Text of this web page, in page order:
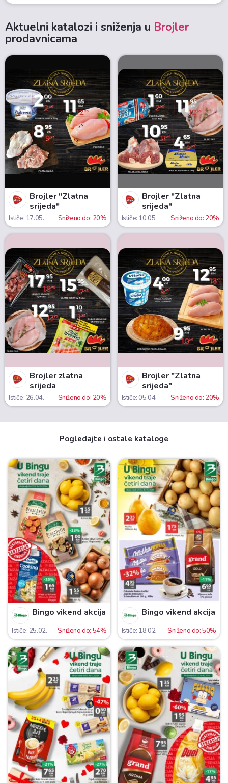
Aktuelni katalozi i sniženja u Brojler
prodavnicama
Brojler "Zlatna
srijeda"
Ističe: 17.05. Sniženo do: 20%
Brojler "Zlatna
srijeda"
Ističe: 10.05. Sniženo do: 20%
Brojler zlatna
srijeda
Ističe: 26.04. Sniženo do: 20%
Brojler "Zlatna
srijeda"
Ističe: 05.04. Sniženo do: 20%
Pogledajte i ostale kataloge
Bingo vikend akcija
Ističe: 25.02. Sniženo do: 54%
Bingo vikend akcija
Ističe: 18.02. Sniženo do: 50%